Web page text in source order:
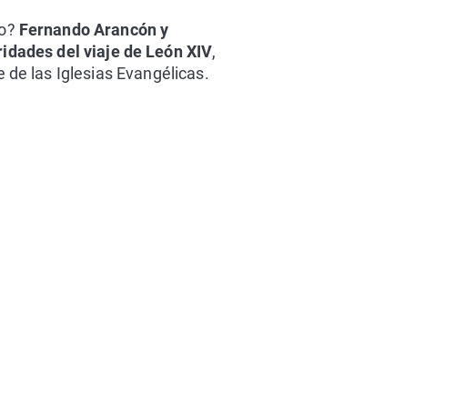
Fernando Arancón y
del viaje de León XIV,
de las Iglesias Evangélicas.